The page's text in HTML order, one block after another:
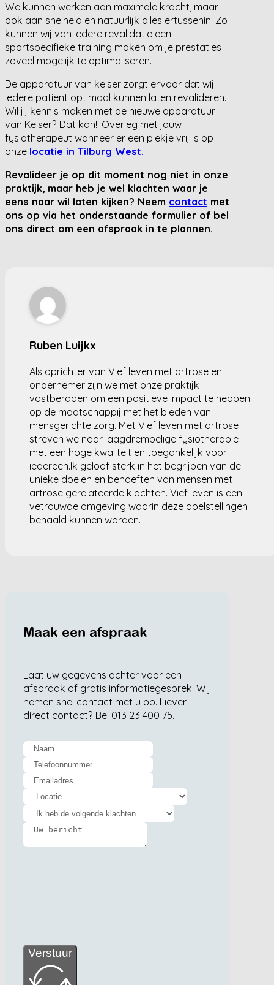
We kunnen werken aan maximale kracht, maar
ook aan snelheid en natuurlijk alles ertussenin. Zo
kunnen wij van iedere revalidatie een
sportspecifieke training maken om je prestaties
zoveel mogelijk te optimaliseren.
De apparatuur van keiser zorgt ervoor dat wij
iedere patiënt optimaal kunnen laten revalideren.
Wil jij kennis maken met de nieuwe apparatuur
van Keiser? Dat kan!. Overleg met jouw
fysiotherapeut wanneer er een plekje vrij is op
onze locatie in Tilburg West.
Revalideer je op dit moment nog niet in onze
praktijk, maar heb je wel klachten waar je
eens naar wil laten kijken? Neem contact met
ons op via het onderstaande formulier of bel
ons direct om een afspraak in te plannen.
Ruben Luijkx
Als oprichter van Vief leven met artrose en
ondernemer zijn we met onze praktijk
vastberaden om een positieve impact te hebben
op de maatschappij met het bieden van
mensgerichte zorg. Met Vief leven met artrose
streven we naar laagdrempelige fysiotherapie
met een hoge kwaliteit en toegankelijk voor
iedereen.Ik geloof sterk in het begrijpen van de
unieke doelen en behoeften van mensen met
artrose gerelateerde klachten. Vief leven is een
vetrouwde omgeving waarin deze doelstellingen
behaald kunnen worden.
Maak een afspraak
Laat uw gegevens achter voor een
afspraak of gratis informatiegesprek. Wij
nemen snel contact met u op. Liever
direct contact? Bel 013 23 400 75.
Verstuur